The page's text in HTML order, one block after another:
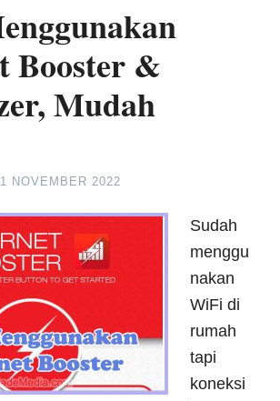
Booster &
Mudah
1 NOVEMBER 2022
Sudah
menggu
nakan
WiFi di
rumah
tapi
koneksi